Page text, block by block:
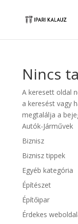
Nincs
A keresett oldal
a keresést vagy
megtalálja a
Autók-Járművek
Biznisz
Biznisz tippek
Egyéb kategória
Építészet
Építőipar
Érdekes